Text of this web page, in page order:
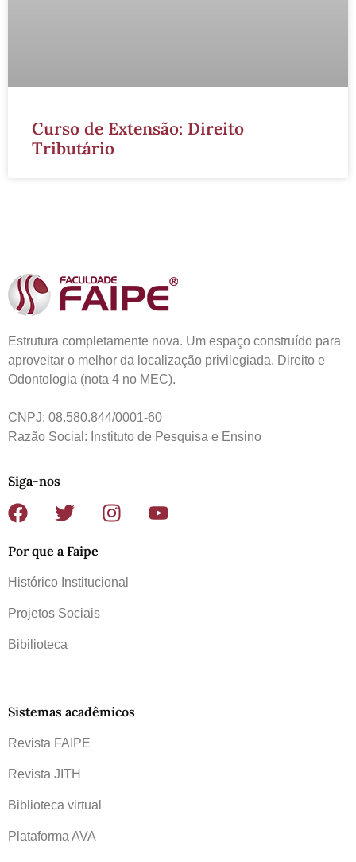
Curso de Extensão: Direito
Tributário
Estrutura completamente nova. Um espaço construído para
aproveitar o melhor da localização privilegiada. Direito e
Odontologia (nota 4 no MEC).
CNPJ: 08.580.844/0001-60
Razão Social: Instituto de Pesquisa e Ensino
Siga-nos
Por que a Faipe
Histórico Institucional
Projetos Sociais
Bibilioteca
Sistemas acadêmicos
Revista FAIPE
Revista JITH
Biblioteca virtual
Plataforma AVA